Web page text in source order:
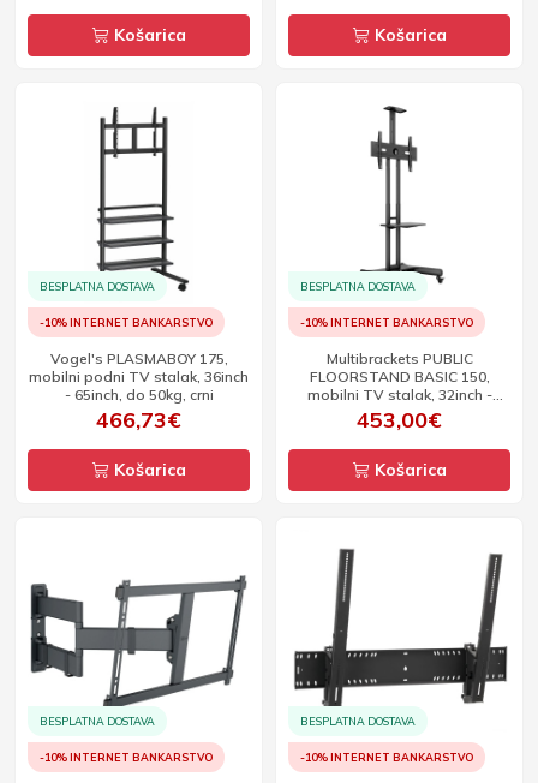
Košarica Košarica
BESPLATNA DOSTAVA
-10% INTERNET BANKARSTVO
Vogel's PLASMABOY 175,
mobilni podni TV stalak, 36inch
- 65inch, do 50kg, crni
466,73€
Košarica
BESPLATNA DOSTAVA
-10% INTERNET BANKARSTVO
Multibrackets PUBLIC
FLOORSTAND BASIC 150,
mobilni TV stalak, 32inch -
65inch, do 50kg
453,00€
Košarica
BESPLATNA DOSTAVA
-10% INTERNET BANKARSTVO
BESPLATNA DOSTAVA
-10% INTERNET BANKARSTVO